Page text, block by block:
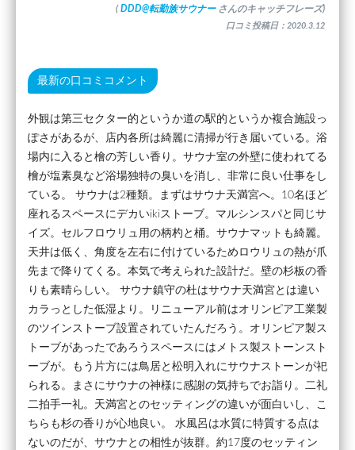
( DDD@転勤族サウナー さんのキャッチフレーズ)
口コミ投稿日：2020.3.12
最新の口コミコメント
外観は第三セクター的というか道の駅的というか複合施設っ
ぽさがあるが、店内各所は綺麗に清掃が行き届いている。浴
場内に入ると檜の芳しい香り。サウナ室の外壁に使われてる
檜が塩素臭など浴場独特の臭いを消し、非常に良い仕事をし
ている。 サウナは2種類。まずはサウナ天満宮へ。10名ほど
座れるスペースにデカいikiストーブ。マルシンスパと同じサ
イズ。セルフロウリュ用の柄杓と桶。サウナマットも綺麗。
天井は低く、角度を左右に付けているためロウリュの熱が爪
先まで降りてくる。本気で考えられた設計だ。壁の杉板の香
りも素晴らしい。 サウナ鎮守の杜はサウナ天満宮とは違い
カラっとした低湿より。リニューアル前はオリンピア工業製
のツインストーブ設置されていたんだろう。オリンピア製ス
トーブがあったであろうスペースにはメトス製ストーンスト
ーブが。もう片方には鳥居と松明入れにサウナストーンが祀
られる。まさにサウナの神様に感謝の気持ちでお詣り。二礼
二拍手一礼。天満宮とのセッティングの違いが面白いし、こ
ちらも杉の香りが心地良い。 水風呂は水質に特質する点は
ないのだが、サウナとの相性が抜群。約17度のセッティン